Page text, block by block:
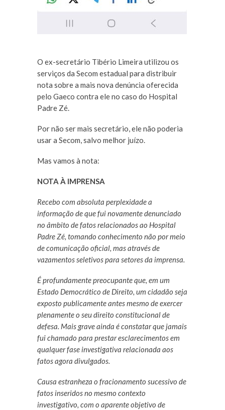
O ex-secretário Tibério Limeira utilizou os
serviços da Secom estadual para distribuir
nota sobre a mais nova denúncia oferecida
pelo Gaeco contra ele no caso do Hospital
Padre Zé.
Por não ser mais secretário, ele não poderia
usar a Secom, salvo melhor juízo.
Mas vamos à nota:
NOTA À IMPRENSA
Recebo com absoluta perplexidade a
informação de que fui novamente denunciado
no âmbito de fatos relacionados ao Hospital
Padre Zé, tomando conhecimento não por meio
de comunicação oficial, mas através de
vazamentos seletivos para setores da imprensa.
É profundamente preocupante que, em um
Estado Democrático de Direito, um cidadão seja
exposto publicamente antes mesmo de exercer
plenamente o seu direito constitucional de
defesa. Mais grave ainda é constatar que jamais
fui chamado para prestar esclarecimentos em
qualquer fase investigativa relacionada aos
fatos agora divulgados.
Causa estranheza o fracionamento sucessivo de
fatos inseridos no mesmo contexto
investigativo, com o aparente objetivo de